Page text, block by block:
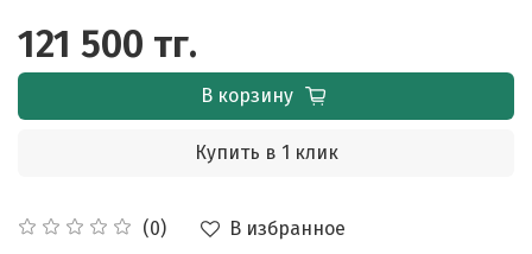
(0)
В избранное
121 500 тг.
В корзину
Купить в 1 клик